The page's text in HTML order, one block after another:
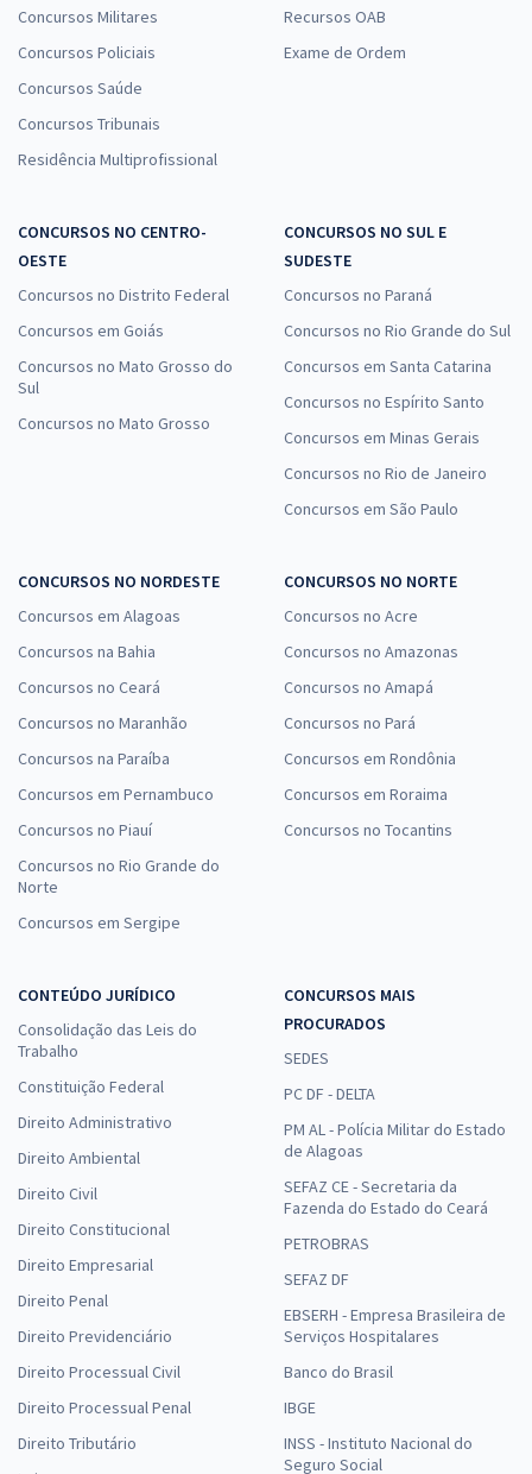
Prefeitura de Cuité - PB - Conhecimentos Específicos Para o Cargo
Economize R$ 59,98 (-20%)
Concursos Militares
Concursos Policiais
Concursos Saúde
Concursos Tribunais
Residência Multiprofissional
Recursos OAB
Exame de Ordem
CONCURSOS NO CENTRO-
OESTE
Concursos no Distrito Federal
Concursos em Goiás
Concursos no Mato Grosso do
Sul
Concursos no Mato Grosso
CONCURSOS NO SUL E
SUDESTE
Concursos no Paraná
Concursos no Rio Grande do Sul
Concursos em Santa Catarina
Concursos no Espírito Santo
Concursos em Minas Gerais
Concursos no Rio de Janeiro
Concursos em São Paulo
CONCURSOS NO NORDESTE
Concursos em Alagoas
Concursos na Bahia
Concursos no Ceará
Concursos no Maranhão
Concursos na Paraíba
Concursos em Pernambuco
Concursos no Piauí
Concursos no Rio Grande do
Norte
Concursos em Sergipe
CONCURSOS NO NORTE
Concursos no Acre
Concursos no Amazonas
Concursos no Amapá
Concursos no Pará
Concursos em Rondônia
Concursos em Roraima
Concursos no Tocantins
CONTEÚDO JURÍDICO
Consolidação das Leis do
Trabalho
Constituição Federal
Direito Administrativo
Direito Ambiental
Direito Civil
Direito Constitucional
Direito Empresarial
Direito Penal
Direito Previdenciário
Direito Processual Civil
Direito Processual Penal
Direito Tributário
CONCURSOS MAIS
PROCURADOS
SEDES
PC DF - DELTA
PM AL - Polícia Militar do Estado
de Alagoas
SEFAZ CE - Secretaria da
Fazenda do Estado do Ceará
PETROBRAS
SEFAZ DF
EBSERH - Empresa Brasileira de
Serviços Hospitalares
Banco do Brasil
IBGE
INSS - Instituto Nacional do
Seguro Social